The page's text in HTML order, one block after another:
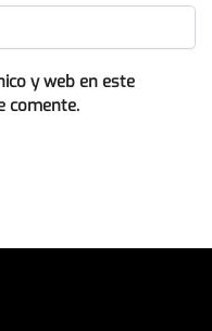
y web en este
comente.